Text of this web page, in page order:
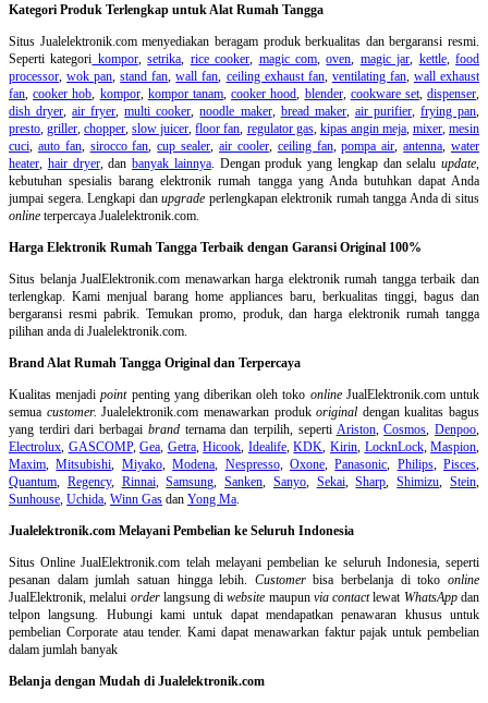
Kategori Produk Terlengkap untuk Alat Rumah Tangga
Situs Jualelektronik.com menyediakan beragam produk berkualitas dan bergaransi resmi.
Seperti kategori kompor,setrika rice cooker magic com,oven magic jar kettle,food
processor ,wok pan ,stand fan ,wall fan ceiling exhaust fan, ventilating fan, wall exhaust
fan ,cooker hob kompor, kompor tanam,cooker hood blender, cookware set,dispenser
dish dryer ,air fryer ,multi cooker ,noodle maker, bread maker, air purifier, frying pan
presto ,griller ,chopper ,slow juicer ,floor fan regulator gas, kipas angin meja, mixer,mesin
cuci auto fan, sirocco fan ,cup sealer ,air cooler, ceiling fan,pompa air ,antenna ,water
heater hair dryer, dan banyak lainnya. Dengan produk yang lengkap dan selalu update
kebutuhan spesialis barang elektronik rumah tangga yang Anda butuhkan dapat Anda
jumpai segera. Lengkapi danupgrade perlengkapan elektronik rumah tangga Anda di situs
online terpercaya Jualelektronik.com.
Harga Elektronik Rumah Tangga Terbaik dengan Garansi Original 100%
Situs belanjaJualElektronik.com menawarkan harga elektronik rumah tangga terbaik dan
terlengkap. Kami menjual barang home appliances baru, berkualitas tinggi, bagus dan
bergaransi resmi pabrik. Temukan promo, produk, dan harga elektronik rumah tangga
pilihan anda di Jualelektronik.com.
Brand Alat Rumah Tangga Original dan Terpercaya
Kualitas menjadipointpenting yang diberikan oleh toko onlineJualElektronik.com untuk
semua customer. Jualelektronik.com menawarkan produkoriginal dengan kualitas bagus
yang terdiri dari berbagai brandternama dan terpilih, seperti Ariston,Cosmos ,Denpoo
Electrolux GASCOMP,Gea Getra,Hicook Idealife,KDK Kirin, LocknLock,Maspion
Maxim ,Mitsubishi Miyako,Modena Nespresso, Oxone,Panasonic Philips, Pisces
Quantum
Regency, Rinnai,Samsung ,Sanken Sanyo, Sekai,Sharp ,Shimizu ,Stein
Sunhouse Uchida Winn Gas dan Yong Ma
Jualelektronik.com Melayani Pembelian ke Seluruh Indonesia
Situs Online JualElektronik.com telah melayani pembelian ke seluruh Indonesia, seperti
pesanan dalam jumlah satuan hingga lebih. Customerbisa berbelanja di tokoonline
JualElektronik, melalui orderlangsung diwebsite maupun via contactlewat WhatsAppdan
telpon langsung
Hubungi kami untuk dapat mendapatkan penawaran khusus untuk
pembelian Corporate atau tender. Kami dapat menawarkan faktur pajak untuk pembelian
dalam jumlah banyak
Belanja dengan Mudah di Jualelektronik.com